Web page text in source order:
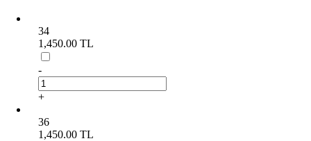
34
1,450.00 TL
-
+
36
1,450.00 TL